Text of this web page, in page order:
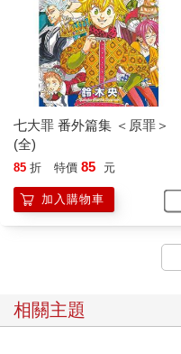
七大罪 番外篇集 ＜原罪＞
(全)
85 折 特價 85 元
加入購物車
相關主題